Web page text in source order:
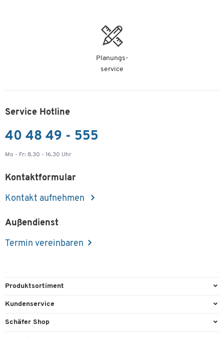
Planungs-
service
Service Hotline
40 48 49 - 555
Mo - Fr: 8.30 - 16.30 Uhr
Kontaktformular
Kontakt aufnehmen
Außendienst
Termin vereinbaren
Produktsortiment
Büroausstattung
Kundenservice
Direktbestellung
Schäfer Shop